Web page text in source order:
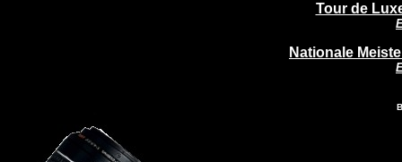
Tour de
Nationale